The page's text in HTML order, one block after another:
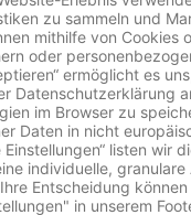
Finden
Wo auch